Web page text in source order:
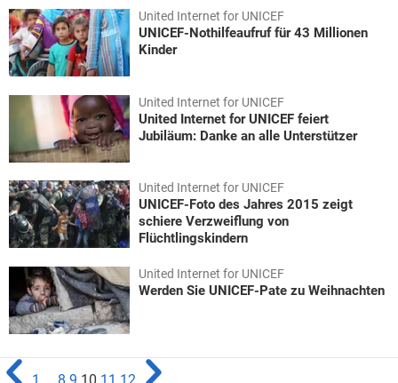
United Internet for UNICEF
UNICEF-Nothilfeaufruf für 43 Millionen
Kinder
United Internet for UNICEF
United Internet for UNICEF feiert
Jubiläum: Danke an alle Unterstützer
United Internet for UNICEF
UNICEF-Foto des Jahres 2015 zeigt
schiere Verzweiflung von
Flüchtlingskindern
United Internet for UNICEF
Werden Sie UNICEF-Pate zu Weihnachten